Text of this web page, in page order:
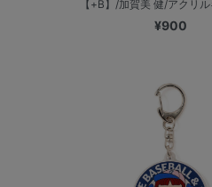
【+B】/加賀美 健/アクリ
¥900